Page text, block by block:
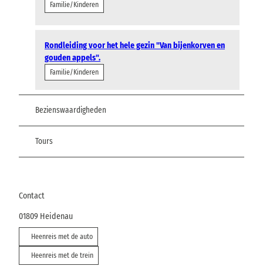
Familie/Kinderen
Rondleiding voor het hele gezin "Van bijenkorven en
gouden appels".
Familie/Kinderen
Bezienswaardigheden
Tours
Contact
01809 Heidenau
Heenreis met de auto
Heenreis met de trein